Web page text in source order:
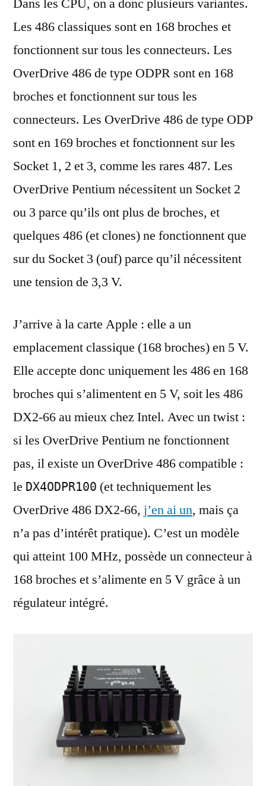
Les 486 classiques sont en 168 broches et
fonctionnent sur tous les connecteurs. Les
OverDrive 486 de type ODPR sont en 168
broches et fonctionnent sur tous les
connecteurs. Les OverDrive 486 de type ODP
sont en 169 broches et fonctionnent sur les
Socket 1, 2 et 3, comme les rares 487. Les
OverDrive Pentium nécessitent un Socket 2
ou 3 parce qu’ils ont plus de broches, et
quelques 486 (et clones) ne fonctionnent que
sur du Socket 3 (ouf) parce qu’il nécessitent
une tension de 3,3 V.
J’arrive à la carte Apple : elle a un
emplacement classique (168 broches) en 5 V.
Elle accepte donc uniquement les 486 en 168
broches qui s’alimentent en 5 V, soit les 486
DX2-66 au mieux chez Intel. Avec un twist :
si les OverDrive Pentium ne fonctionnent
pas, il existe un OverDrive 486 compatible :
le DX4ODPR100 (et techniquement les
OverDrive 486 DX2-66, j’en ai un, mais ça
n’a pas d’intérêt pratique). C’est un modèle
qui atteint 100 MHz, possède un connecteur à
168 broches et s’alimente en 5 V grâce à un
régulateur intégré.